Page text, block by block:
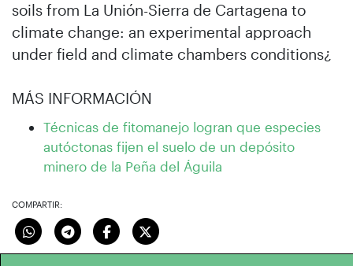
soils from La Unión-Sierra de Cartagena to
climate change: an experimental approach
under field and climate chambers conditions¿
MÁS INFORMACIÓN
Técnicas de fitomanejo logran que especies
autóctonas fijen el suelo de un depósito
minero de la Peña del Águila
COMPARTIR: